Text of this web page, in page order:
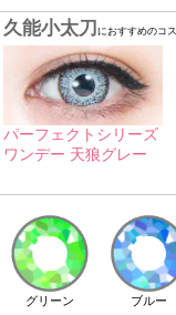
久能小太刀 におすすめのコ
パーフェクトシリーズ
ワンデー 天狼グレー
グリーン ブルー